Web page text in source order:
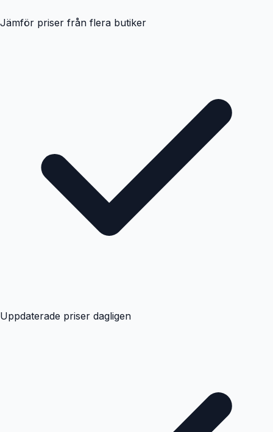
Jämför priser från flera butiker
Uppdaterade priser dagligen